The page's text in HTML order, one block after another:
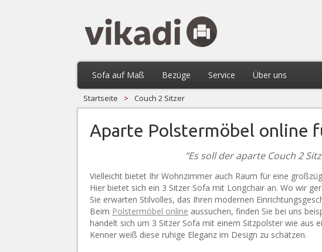
Sofa auf Maß Bezüge Service Über uns
Startseite > Couch 2 Sitzer
Aparte Polstermöbel online
"Es soll der aparte Couch 2
Vielleicht bietet Ihr Wohnzimmer auch Raum für eine
Hier bietet sich ein 3 Sitzer Sofa mit Longchair an. Wo wir
Sie erwarten Stilvolles, das Ihren modernen
Beim Polstermöbel online aussuchen, finden Sie bei uns
handelt sich um 3 Sitzer Sofa mit einem Sitzpolster wie aus
Kenner weiß diese ruhige Eleganz im Design zu schätzen.